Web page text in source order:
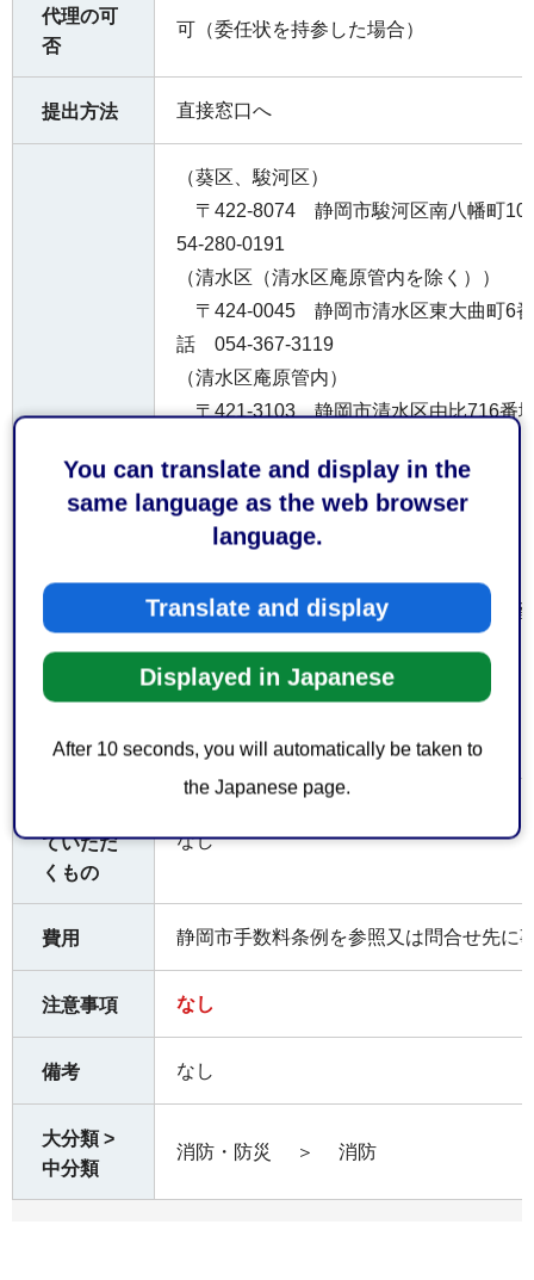
You can translate and display in the
same language as the web browser
language.
Translate and display
Displayed in Japanese
After 10 seconds, you will automatically be taken to
the Japanese page.
代理の可
否
可（委任状を持参した場合）
提出方法 直接窓口へ
受付窓口
（葵区、駿河区）
〒422-8074 静岡市駿河区南八幡町
54-280-0191
（清水区（清水区庵原管内を除く））
〒424-0045 静岡市清水区東大曲町6
話 054-367-3119
（清水区庵原管内）
〒421-3103 静岡市清水区由比716番
（島田市）
〒427-0048 島田市旗指513番地の1
37-0119
（吉田町、旧榛原町（牧之原市））
〒421-0301 榛原郡吉田町住吉1386
（旧相良町（牧之原市））
8-53-0119
ていただ
くもの
なし
費用 静岡市手数料条例を参照又は問合せ先に
注意事項 なし
備考 なし
大分類 >
中分類
消防・防災 ＞ 消防